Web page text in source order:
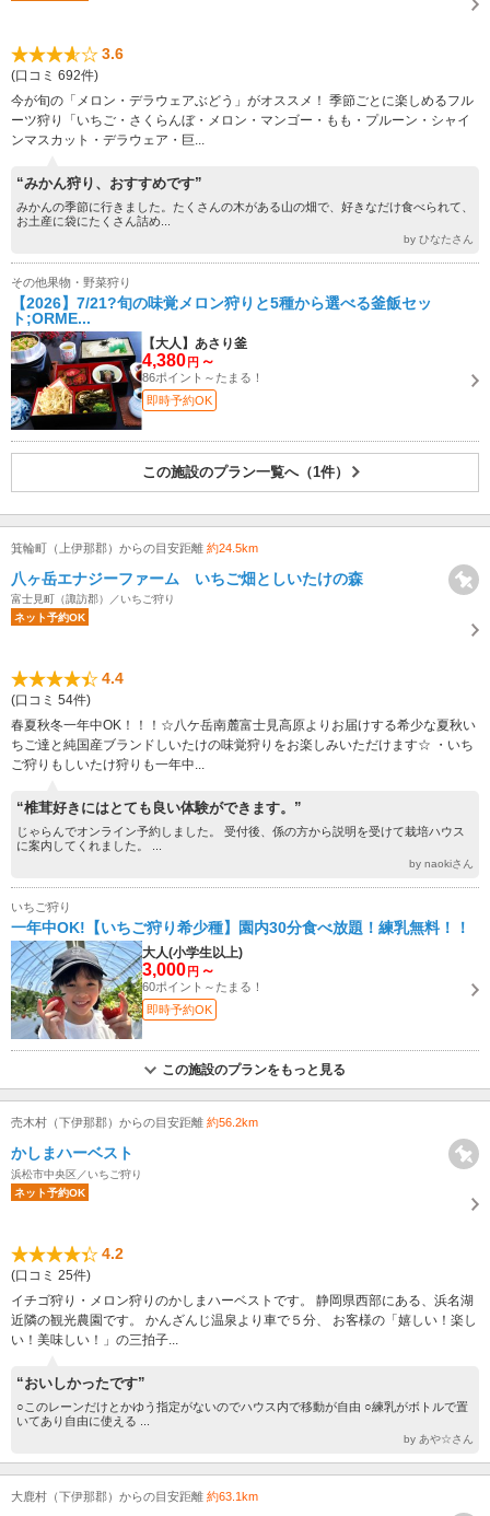
3.6
(口コミ 692件)
今が旬の「メロン・デラウェアぶどう」がオススメ！ 季節ごとに楽しめるフル
ーツ狩り「いちご・さくらんぼ・メロン・マンゴー・もも・プルーン・シャイ
ンマスカット・デラウェア・巨...
“みかん狩り、おすすめです”
みかんの季節に行きました。たくさんの木がある山の畑で、好きなだけ食べられて、
お土産に袋にたくさん詰め...
by ひなたさん
その他果物・野菜狩り
【2026】7/21?旬の味覚メロン狩りと5種から選べる釜飯セッ
ト;ORME...
【大人】あさり釜
4,380 円 ～
86ポイント～たまる！
即時予約OK
この施設のプラン一覧へ（1件）
箕輪町（上伊那郡）からの目安距離 約24.5km
八ヶ岳エナジーファーム いちご畑としいたけの森
富士見町（諏訪郡）／いちご狩り
ネット予約OK
4.4
(口コミ 54件)
春夏秋冬一年中OK！！！☆八ケ岳南麓富士見高原よりお届けする希少な夏秋い
ちご達と純国産ブランドしいたけの味覚狩りをお楽しみいただけます☆ ・いち
ご狩りもしいたけ狩りも一年中...
“椎茸好きにはとても良い体験ができます。”
じゃらんでオンライン予約しました。 受付後、係の方から説明を受けて栽培ハウス
に案内してくれました。 ...
by naokiさん
いちご狩り
一年中OK!【いちご狩り希少種】園内30分食べ放題！練乳無料！！
大人(小学生以上)
3,000 円 ～
60ポイント～たまる！
即時予約OK
この施設のプランをもっと見る
売木村（下伊那郡）からの目安距離 約56.2km
かしまハーベスト
浜松市中央区／いちご狩り
ネット予約OK
4.2
(口コミ 25件)
イチゴ狩り・メロン狩りのかしまハーベストです。 静岡県西部にある、浜名湖
近隣の観光農園です。 かんざんじ温泉より車で５分、 お客様の「嬉しい！楽し
い！美味しい！」の三拍子...
“おいしかったです”
○このレーンだけとかゆう指定がないのでハウス内で移動が自由 ○練乳がボトルで置
いてあり自由に使える ...
by あや☆さん
大鹿村（下伊那郡）からの目安距離 約63.1km